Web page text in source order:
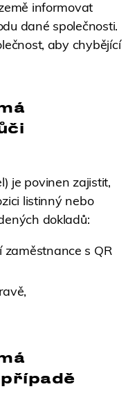
informovat
dané společnosti.
aby chybějící
je povinen zajistit,
listinný nebo
dokladů:
s QR